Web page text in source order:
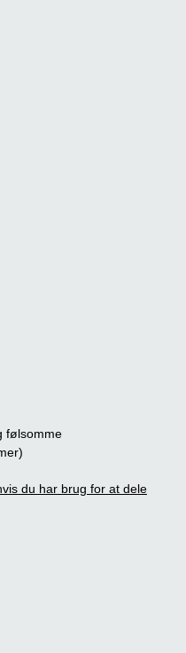
følsomme
du har brug for at dele